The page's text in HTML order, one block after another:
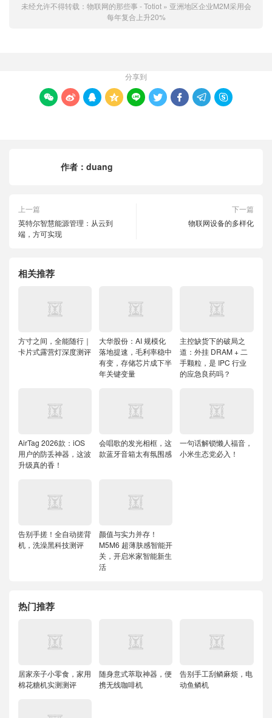
未经允许不得转载： 物联网的那些事 - Totiot» 亚洲地区企业M2M采用会
每年复合上升20%
分享到
        
作者： duang
上一篇
英特尔智慧能源管理：从云到
端，方可实现
下一篇
物联网设备的多样化
相关推荐
方寸之间，全能随行｜
卡片式露营灯深度测评
大华股份：AI 规模化
落地提速，毛利率稳中
有变，存储芯片成下半
年关键变量
主控缺货下的破局之
道：外挂 DRAM + 二
手颗粒，是 IPC 行业
的应急良药吗？
AirTag 2026款：iOS
用户的防丢神器，这波
升级真的香！
会唱歌的发光相框，这
款蓝牙音箱太有氛围感
一句话解锁懒人福音，
小米生态党必入！
告别手搓！全自动搓背
机，洗澡黑科技测评
颜值与实力并存！
M5M6 超薄肤感智能开
关，开启米家智能新生
活
热门推荐
居家亲子小零食，家用
棉花糖机实测测评
随身意式萃取神器，便
携无线咖啡机
告别手工刮鳞麻烦，电
动鱼鳞机